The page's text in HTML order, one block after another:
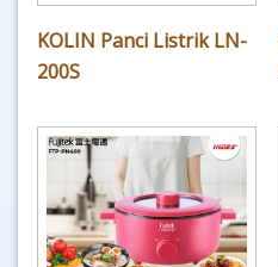
KOLIN Panci Listrik LN-
200S